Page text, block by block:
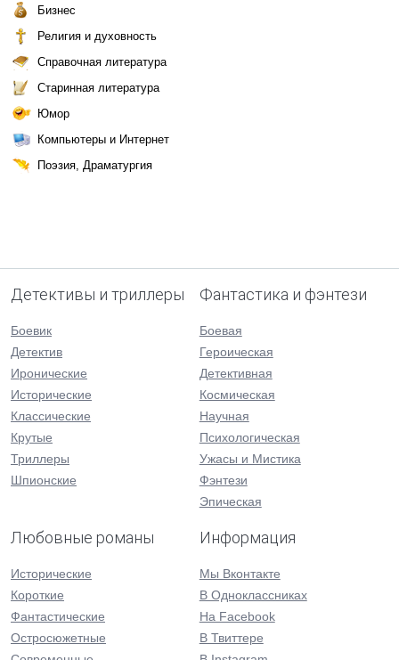
Бизнес
Религия и духовность
Справочная литература
Старинная литература
Юмор
Компьютеры и Интернет
Поэзия, Драматургия
Детективы и триллеры
Боевик
Детектив
Иронические
Исторические
Классические
Крутые
Триллеры
Шпионские
Фантастика и фэнтези
Боевая
Героическая
Детективная
Космическая
Научная
Психологическая
Ужасы и Мистика
Фэнтези
Эпическая
Любовные романы
Исторические
Короткие
Фантастические
Остросюжетные
Информация
Мы Вконтакте
В Одноклассниках
На Facebook
В Твиттере